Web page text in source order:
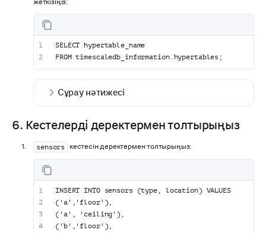
жеткізіңіз:
SELECT hypertable_name
FROM timescaledb_information.hypertables;
Сұрау нәтижесі
6. Кестелерді деректермен толтырыңыз
sensors кестесін деректермен толтырыңыз:
INSERT INTO sensors (type, location) VALUES
('a','floor'),
('a', 'ceiling'),
('b','floor'),